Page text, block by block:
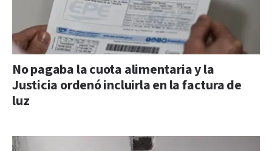
No pagaba la cuota alimentaria y la
Justicia ordenó incluirla en la factura de
luz